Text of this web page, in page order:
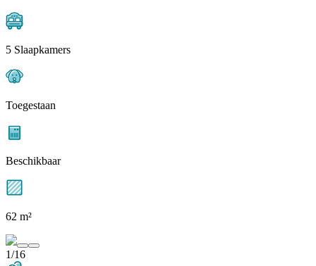
5 Slaapkamers
Toegestaan
Beschikbaar
62 m²
1/16